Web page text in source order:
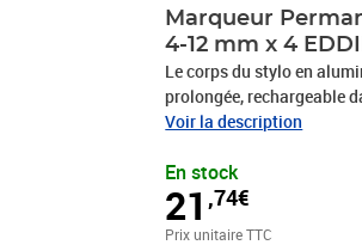
Marqueur
4-12 mm x 4
Le corps du stylo en
prolongée, rechargeable
marron avec edding T 25,
visible et qui tient sur
à l'extrémité du manche ,
Germany éprouvée depuis
Voir la description
En stock
21,74€
Prix unitaire TTC